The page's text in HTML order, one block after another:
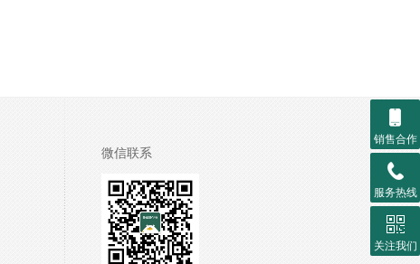
微信联系
销售合作
服务热线
关注我们